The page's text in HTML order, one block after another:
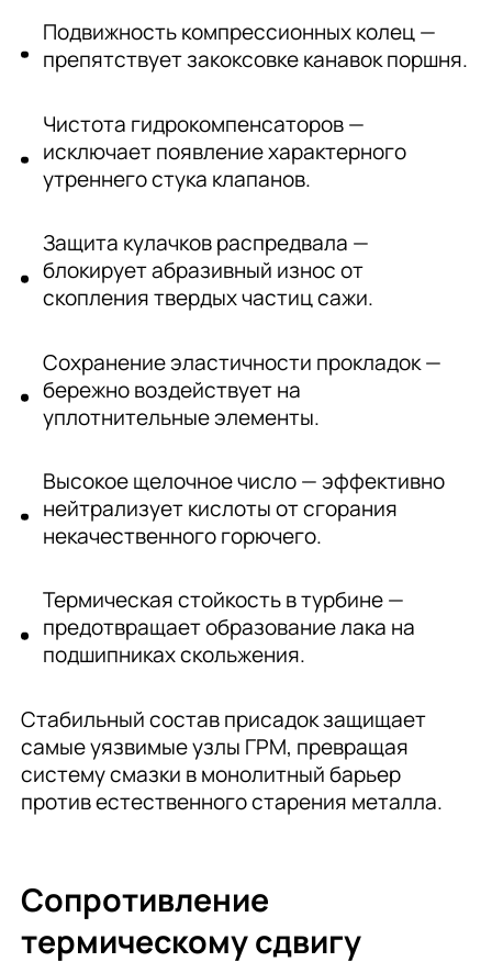
Подвижность компрессионных колец —
препятствует закоксовке канавок поршня.
Чистота гидрокомпенсаторов —
исключает появление характерного
утреннего стука клапанов.
Защита кулачков распредвала —
блокирует абразивный износ от
скопления твердых частиц сажи.
Сохранение эластичности прокладок —
бережно воздействует на
уплотнительные элементы.
Высокое щелочное число — эффективно
нейтрализует кислоты от сгорания
некачественного горючего.
Термическая стойкость в турбине —
предотвращает образование лака на
подшипниках скольжения.
Стабильный состав присадок защищает
самые уязвимые узлы ГРМ, превращая
систему смазки в монолитный барьер
против естественного старения металла.
Сопротивление
термическому сдвигу